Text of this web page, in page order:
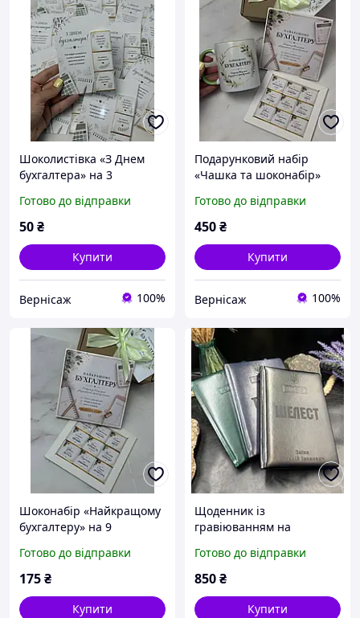
Шоколистівка «З Днем
бухгалтера» на 3
бухгалтеру, фінансисту,
економісту
Готово до відправки
50₴
Купити
Вернісаж 100%
Подарунковий набір
«Чашка та шоконабір»
подарунок бухгалтеру
Готово до відправки
450₴
Купити
Вернісаж 100%
Шоконабір «Найкращому
бухгалтеру» на 9
бухгалтеру, фінансисту,
економісту
Готово до відправки
175₴
Купити
Щоденник із
гравіюванням на
Готово до відправки
850₴
Купити